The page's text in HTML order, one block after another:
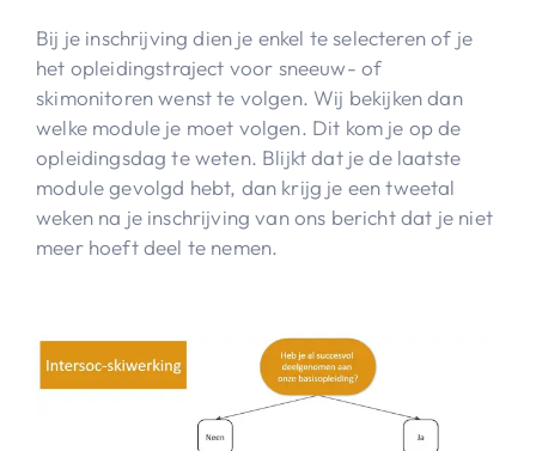
Bij je inschrijving dien je enkel te selecteren of je
het opleidingstraject voor sneeuw- of
skimonitoren wenst te volgen. Wij bekijken dan
welke module je moet volgen. Dit kom je op de
opleidingsdag te weten. Blijkt dat je de laatste
module gevolgd hebt, dan krijg je een tweetal
weken na je inschrijving van ons bericht dat je niet
meer hoeft deel te nemen.